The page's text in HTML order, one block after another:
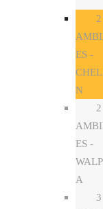
2
ES -
N
2
ES -
WALP
A
3